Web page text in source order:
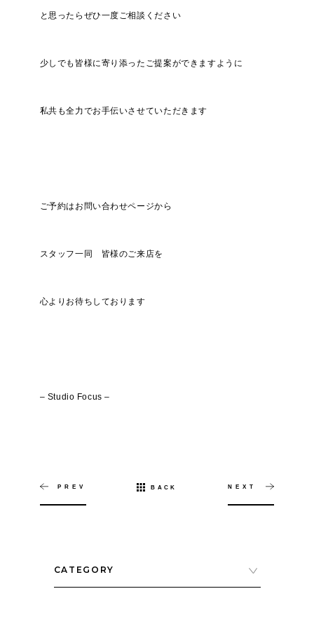
と思ったらぜひ一度ご相談ください
少しでも皆様に寄り添ったご提案ができますように
私共も全力でお手伝いさせていただきます
ご予約はお問い合わせページから
スタッフ一同 皆様のご来店を
心よりお待ちしております
– Studio Focus –
PREV BACK NEXT
CATEGORY